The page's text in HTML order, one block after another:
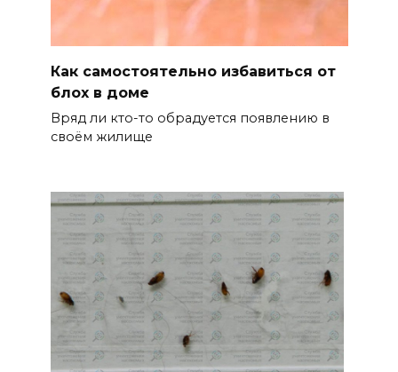
Как самостоятельно избавиться от
блох в доме
Вряд ли кто-то обрадуется появлению в
своём жилище